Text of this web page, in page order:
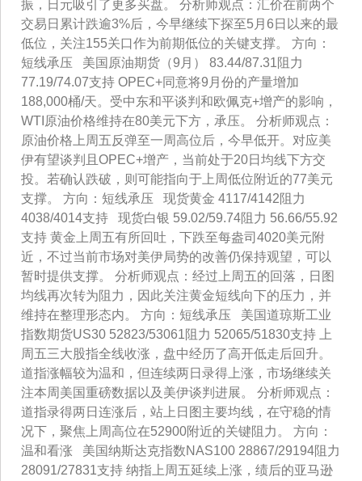
振，日元吸引了更多买盘。 分析师观点：汇价在前两个
交易日累计跌逾3%后，今早继续下探至5月6日以来的最
低位，关注155关口作为前期低位的关键支撑。 方向：
短线承压 美国原油期货（9月） 83.44/87.31阻力
77.19/74.07支持 OPEC+同意将9月份的产量增加
188,000桶/天。受中东和平谈判和欧佩克+增产的影响，
WTI原油价格维持在80美元下方，承压。 分析师观点：
原油价格上周五反弹至一周高位后，今早低开。对应美
伊有望谈判且OPEC+增产，当前处于20日均线下方交
投。若确认跌破，则可能指向于上周低位附近的77美元
支撑。 方向：短线承压 现货黄金 4117/4142阻力
4038/4014支持 现货白银 59.02/59.74阻力 56.66/55.92
支持 黄金上周五有所回吐，下跌至每盎司4020美元附
近，不过当前市场对美伊局势的改善仍保持观望，可以
暂时提供支撑。 分析师观点：经过上周五的回落，日图
均线再次转为阻力，因此关注黄金短线向下的压力，并
维持在整理形态内。 方向：短线承压 美国道琼斯工业
指数期货US30 52823/53061阻力 52065/51830支持 上
周五三大股指全线收涨，盘中经历了高开低走后回升。
道指涨幅较为温和，但连续两日录得上涨，市场继续关
注本周美国重磅数据以及美伊谈判进展。 分析师观点：
道指录得两日连涨后，站上日图主要均线，在守稳的情
况下，聚焦上周高位在52900附近的关键阻力。 方向：
温和看涨 美国纳斯达克指数NAS100 28867/29194阻力
28091/27831支持 纳指上周五延续上涨，绩后的亚马逊